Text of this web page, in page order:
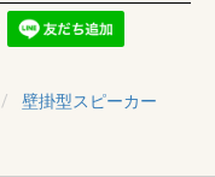
壁掛型スピーカー